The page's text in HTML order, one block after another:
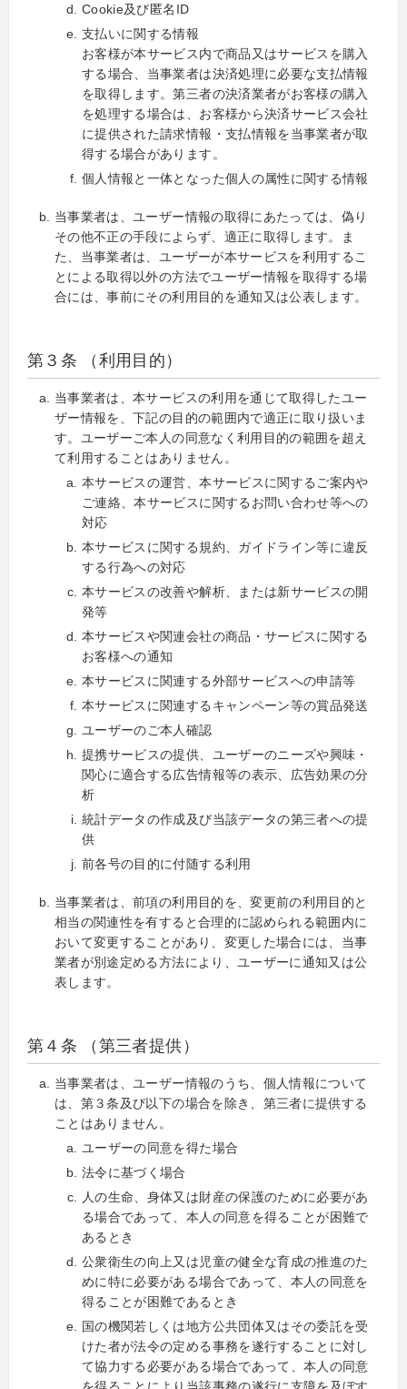
Cookie及び匿名ID
支払いに関する情報
お客様が本サービス内で商品又はサービスを購入
する場合、当事業者は決済処理に必要な支払情報
を取得します。第三者の決済業者がお客様の購入
を処理する場合は、お客様から決済サービス会社
に提供された請求情報・支払情報を当事業者が取
得する場合があります。
個人情報と一体となった個人の属性に関する情報
当事業者は、ユーザー情報の取得にあたっては、偽り
その他不正の手段によらず、適正に取得します。ま
た、当事業者は、ユーザーが本サービスを利用するこ
とによる取得以外の方法でユーザー情報を取得する場
合には、事前にその利用目的を通知又は公表します。
第３条 （利用目的）
当事業者は、本サービスの利用を通じて取得したユー
ザー情報を、下記の目的の範囲内で適正に取り扱いま
す。ユーザーご本人の同意なく利用目的の範囲を超え
て利用することはありません。
本サービスの運営、本サービスに関するご案内や
ご連絡、本サービスに関するお問い合わせ等への
対応
本サービスに関する規約、ガイドライン等に違反
する行為への対応
本サービスの改善や解析、または新サービスの開
発等
本サービスや関連会社の商品・サービスに関する
お客様への通知
本サービスに関連する外部サービスへの申請等
本サービスに関連するキャンペーン等の賞品発送
ユーザーのご本人確認
提携サービスの提供、ユーザーのニーズや興味・
関心に適合する広告情報等の表示、広告効果の分
析
統計データの作成及び当該データの第三者への提
供
前各号の目的に付随する利用
当事業者は、前項の利用目的を、変更前の利用目的と
相当の関連性を有すると合理的に認められる範囲内に
おいて変更することがあり、変更した場合には、当事
業者が別途定める方法により、ユーザーに通知又は公
表します。
第４条 （第三者提供）
当事業者は、ユーザー情報のうち、個人情報について
は、第３条及び以下の場合を除き、第三者に提供する
ことはありません。
ユーザーの同意を得た場合
法令に基づく場合
人の生命、身体又は財産の保護のために必要があ
る場合であって、本人の同意を得ることが困難で
あるとき
公衆衛生の向上又は児童の健全な育成の推進のた
めに特に必要がある場合であって、本人の同意を
得ることが困難であるとき
国の機関若しくは地方公共団体又はその委託を受
けた者が法令の定める事務を遂行することに対し
て協力する必要がある場合であって、本人の同意